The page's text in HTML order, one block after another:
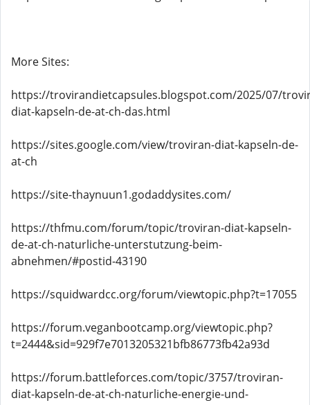
More Sites:
https://trovirandietcapsules.blogspot.com/2025/07/
diat-kapseln-de-at-ch-das.html
https://sites.google.com/view/troviran-diat-kapseln-de-
at-ch
https://site-thaynuun1.godaddysites.com/
https://thfmu.com/forum/topic/troviran-diat-kapseln-
de-at-ch-naturliche-unterstutzung-beim-
abnehmen/#postid-43190
https://squidwardcc.org/forum/viewtopic.php?t=17055
https://forum.veganbootcamp.org/viewtopic.php?
t=2444&sid=929f7e7013205321bfb86773fb42a93d
https://forum.battleforces.com/topic/3757/troviran-
diat-kapseln-de-at-ch-naturliche-energie-und-